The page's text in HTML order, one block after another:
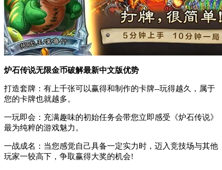
炉石传说无限金币破解最新中文版优势
打造套牌：有上千张可以赢得和制作的卡牌--玩得越久，属于
您的卡牌也就越多。
一玩即会：充满趣味的初始任务会带您立即感受《炉石传说》
最为纯粹的游戏魅力。
一战成名：当您感觉自己具备一定实力时，迈入竞技场与其他
玩家一较高下，争取赢得大奖的机会!